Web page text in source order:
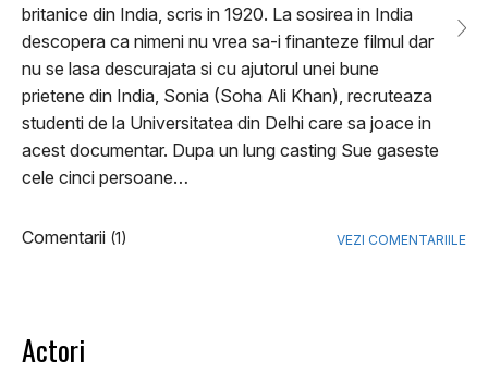
britanice din India, scris in 1920. La sosirea in India
descopera ca nimeni nu vrea sa-i finanteze filmul dar
nu se lasa descurajata si cu ajutorul unei bune
prietene din India, Sonia (Soha Ali Khan), recruteaza
studenti de la Universitatea din Delhi care sa joace in
acest documentar. Dupa un lung casting Sue gaseste
cele cinci persoane…
Comentarii (1) VEZI COMENTARIILE
Actori